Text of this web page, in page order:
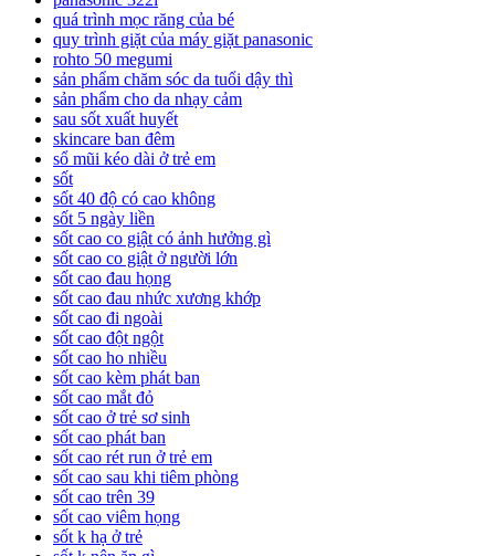
quá trình mọc răng của bé
quy trình giặt của máy giặt panasonic
rohto 50 megumi
sản phẩm chăm sóc da tuổi dậy thì
sản phẩm cho da nhạy cảm
sau sốt xuất huyết
skincare ban đêm
sổ mũi kéo dài ở trẻ em
sốt
sốt 40 độ có cao không
sốt 5 ngày liền
sốt cao co giật có ảnh hưởng gì
sốt cao co giật ở người lớn
sốt cao đau họng
sốt cao đau nhức xương khớp
sốt cao đi ngoài
sốt cao đột ngột
sốt cao ho nhiều
sốt cao kèm phát ban
sốt cao mắt đỏ
sốt cao ở trẻ sơ sinh
sốt cao phát ban
sốt cao rét run ở trẻ em
sốt cao sau khi tiêm phòng
sốt cao trên 39
sốt cao viêm họng
sốt k hạ ở trẻ